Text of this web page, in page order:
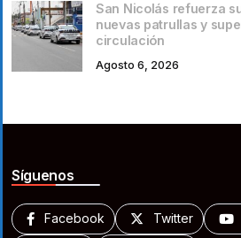
San Nicolás refuerza
nuevas patrullas y
circulación
Agosto 6, 2026
Síguenos
Facebook Twitter